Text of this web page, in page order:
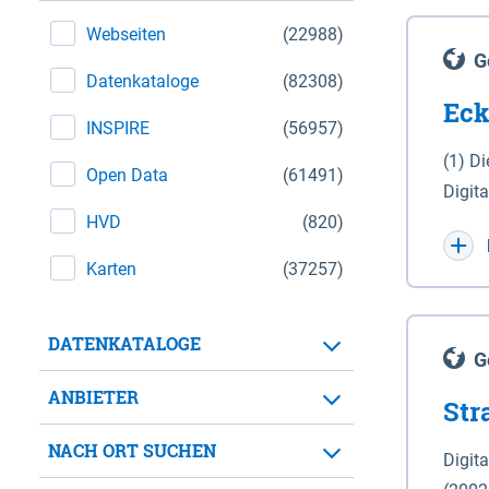
(22988)
Webseiten
(82308)
Datenkataloge
(56957)
INSPIRE
(61491)
Open Data
(820)
HVD
(37257)
Karten
DATENKATALOGE
ANBIETER
NACH ORT SUCHEN
(1)
WGS
für
der in